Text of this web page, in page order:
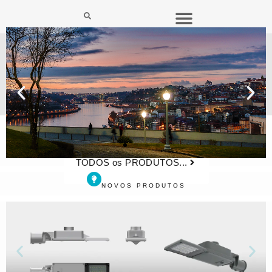
LAMPIÃO Led
Jardim do Morro - Vila Nova de
TODOS os PRODUTOS...
NOVOS PRODUTOS